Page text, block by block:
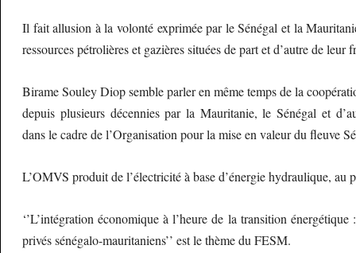
Il fait allusion à la volonté exprimée par le Sénégal et la
ressources pétrolières et gazières situées de part et d’autre de leur
Birame Souley Diop semble parler en même temps de la
depuis plusieurs décennies par la Mauritanie, le Sénégal et
dans le cadre de l’Organisation pour la mise en valeur du fleuve
L’OMVS produit de l’électricité à base d’énergie hydraulique, au
‘’L’intégration économique à l’heure de la transition
privés sénégalo-mauritaniens’’ est le thème du FESM.